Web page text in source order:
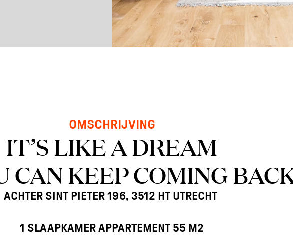
OMSCHRIJVING
IT’S LIKE A DREAM
CAN KEEP COMING
ACHTER SINT PIETER 196, 3512 HT UTRECHT
1 SLAAPKAMER APPARTEMENT 55 M2